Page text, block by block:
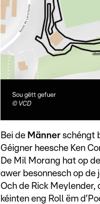
Sou gëtt gefuer
© VCD
Bei de Männer schéngt
Géigner heesche Ken
De Mil Morang hat op
awer besonnesch op de
Och de Rick Meylender,
kéinten eng Roll ëm